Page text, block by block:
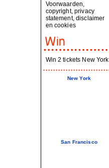
Voorwaarden,
copyright, privacy
statement, disclaimer
en cookies
Win 2 tickets New York
New York
San Francisco